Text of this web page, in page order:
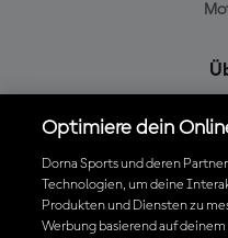
Optimiere dein
Dorna Sports und deren
Technologien, um deine
Produkten und Diensten zu
Werbung basierend auf